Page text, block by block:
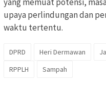
upaya perlindungan dan
waktu tertentu.
DPRD Heri Dermawan
RPPLH
Sampah